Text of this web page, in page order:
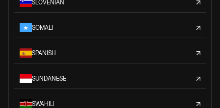
SLOVENIAN
SOMALI
SPANISH
SUNDANESE
SWAHILI